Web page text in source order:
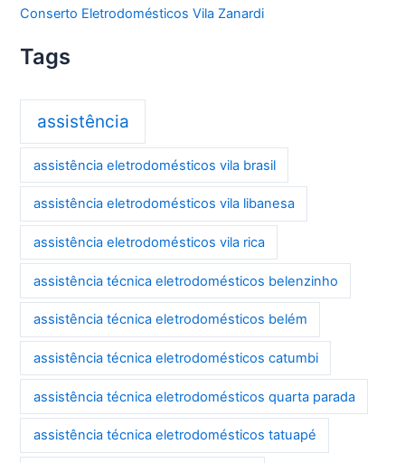
Conserto Eletrodomésticos Vila Zanardi
Tags
assistência
assistência eletrodomésticos vila brasil
assistência eletrodomésticos vila libanesa
assistência eletrodomésticos vila rica
assistência técnica eletrodomésticos belenzinho
assistência técnica eletrodomésticos belém
assistência técnica eletrodomésticos catumbi
assistência técnica eletrodomésticos quarta parada
assistência técnica eletrodomésticos tatuapé